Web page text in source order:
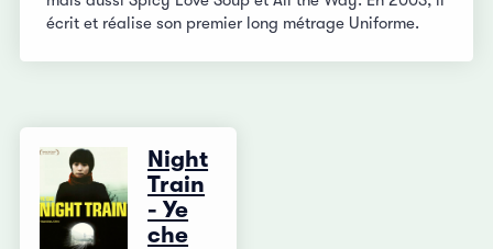
écrit et réalise son premier long métrage Uniforme.
Night
Train
- Ye
che